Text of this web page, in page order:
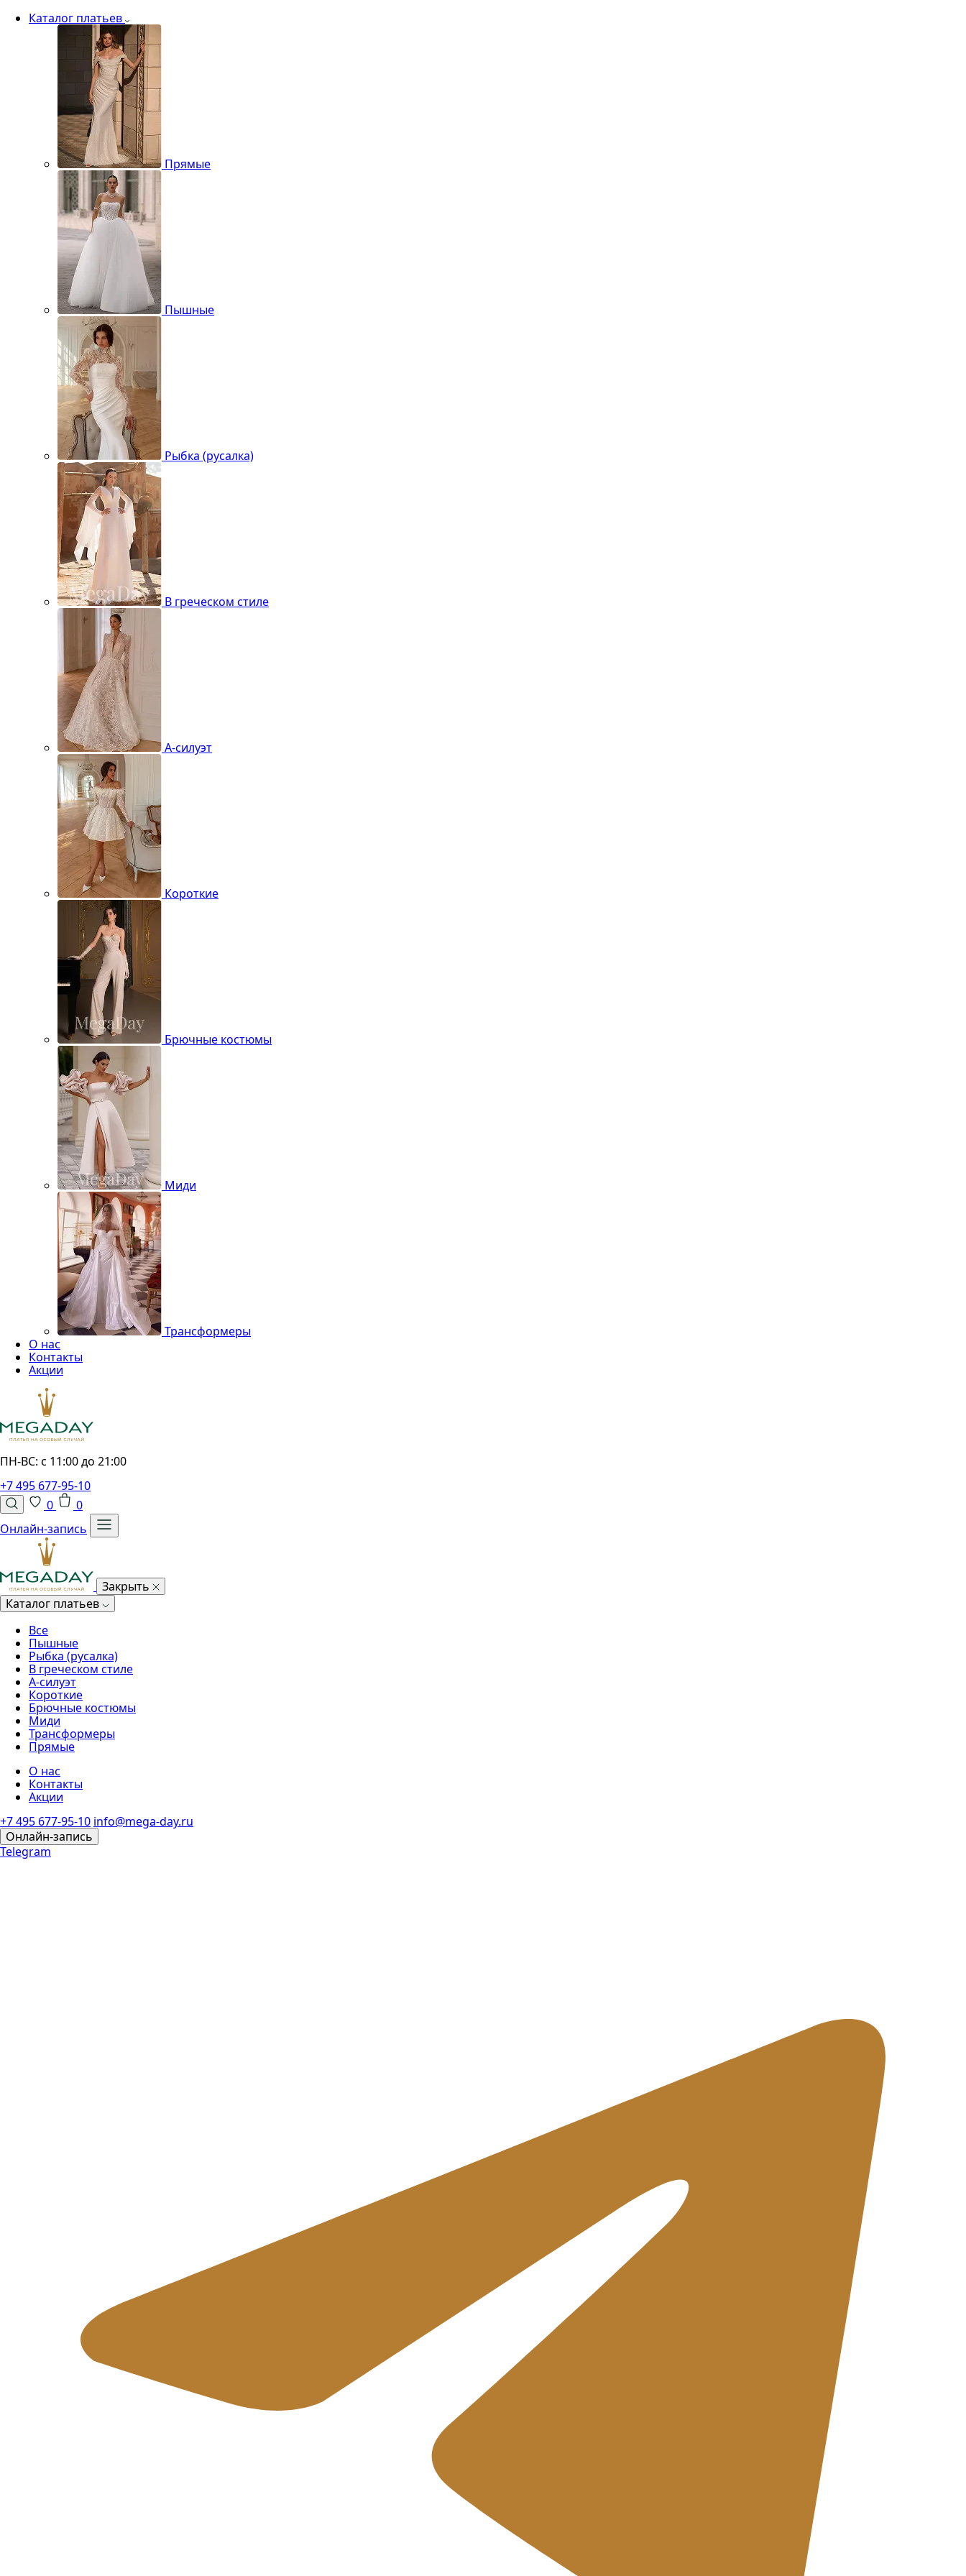
Каталог платьев
Прямые
Пышные
Рыбка (русалка)
В греческом стиле
А-силуэт
Короткие
Брючные костюмы
Миди
Трансформеры
О нас
Контакты
Акции
ПН-ВС: с 11:00 до 21:00
+7 495 677-95-10
0
0
Онлайн-запись
Закрыть
Каталог платьев
Все
Пышные
Рыбка (русалка)
В греческом стиле
А-силуэт
Короткие
Брючные костюмы
Миди
Трансформеры
Прямые
О нас
Контакты
Акции
+7 495 677-95-10 info@mega-day.ru
Онлайн-запись
Telegram